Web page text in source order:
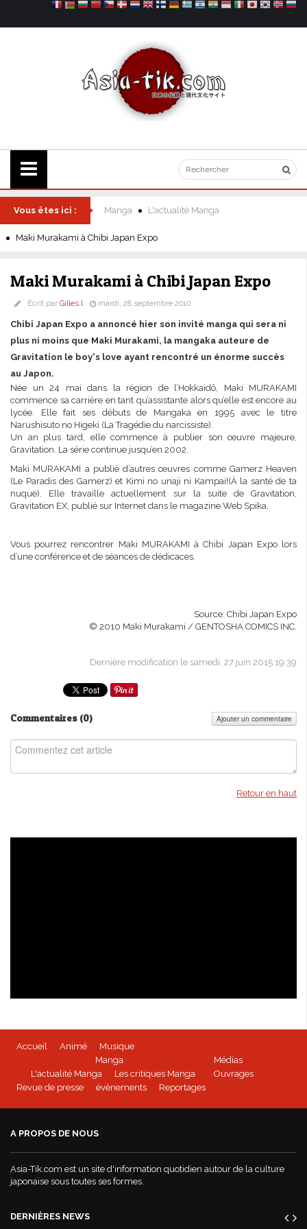
Vous êtes ici : Manga L'actualité Manga
Maki Murakami à Chibi Japan Expo
Maki Murakami à Chibi Japan Expo
Écrit par Gilles.l mardi, 28 septembre 2010
Chibi Japan Expo a annoncé hier son invité manga qui sera ni
plus ni moins que Maki Murakami, la mangaka auteure de
Gravitation le boy's love ayant rencontré un énorme succès
au Japon.
Née un 24 mai dans la région de l’Hokkaidô, Maki MURAKAMI
commence sa carrière en tant qu’assistante alors qu’elle est encore au
lycée. Elle fait ses débuts de Mangaka en 1995 avec le titre
Narushisuto no Higeki (La Tragédie du narcissiste).
Un an plus tard, elle commence à publier son œuvre majeure,
Gravitation. La série continue jusqu’en 2002.
Maki MURAKAMI a publié d’autres œuvres comme Gamerz Heaven
(Le Paradis des Gamerz) et Kimi no unaji ni Kampai!(À la santé de ta
nuque). Elle travaille actuellement sur la suite de Gravitation,
Gravitation EX, publié sur Internet dans le magazine Web Spika.
Vous pourrez rencontrer Maki MURAKAMI à Chibi Japan Expo lors
d’une conférence et de séances de dédicaces.
Source: Chibi Japan Expo
© 2010 Maki Murakami / GENTOSHA COMICS INC.
Dernière modification le samedi, 27 juin 2015 19:39
Commentaires (0) Ajouter un commentaire
Retour en haut
BEYBLADE BURST - Tome 1 disponible
Accueil Animé
Musique
Manga
L'actualité Manga
Les critiques Manga
Médias
Ouvrages
Revue de presse
évènements Reportages
A PROPOS DE NOUS
Asia-Tik.com est un site d'information quotidien autour de la culture
japonaise sous toutes ses formes.
DERNIÈRES NEWS